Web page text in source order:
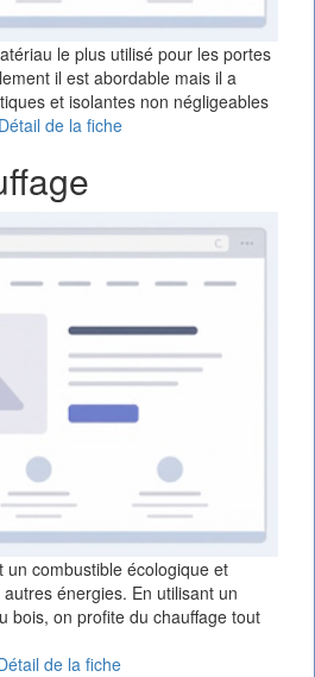
le plus utilisé pour les portes
il est abordable mais il a
et isolantes non négligeables
Détail de la fiche
un combustible écologique et
énergies. En utilisant un
bois, on profite du chauffage tout
de la fiche